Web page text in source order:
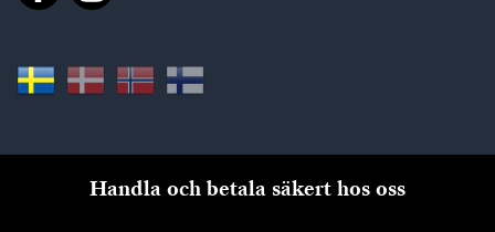
Handla och betala säkert hos oss